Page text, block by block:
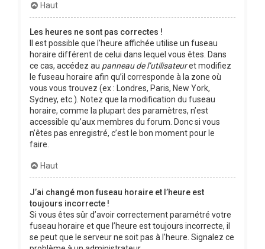
Haut
Les heures ne sont pas correctes !
Il est possible que l’heure affichée utilise un fuseau
horaire différent de celui dans lequel vous êtes. Dans
ce cas, accédez au panneau de l’utilisateuret modifiez
le fuseau horaire afin qu’il corresponde à la zone où
vous vous trouvez (ex : Londres, Paris, New York,
Sydney, etc.). Notez que la modification du fuseau
horaire, comme la plupart des paramètres, n’est
accessible qu’aux membres du forum. Donc si vous
n’êtes pas enregistré, c’est le bon moment pour le
faire.
Haut
J’ai changé mon fuseau horaire et l’heure est
toujours incorrecte !
Si vous êtes sûr d’avoir correctement paramétré votre
fuseau horaire et que l’heure est toujours incorrecte, il
se peut que le serveur ne soit pas à l’heure. Signalez ce